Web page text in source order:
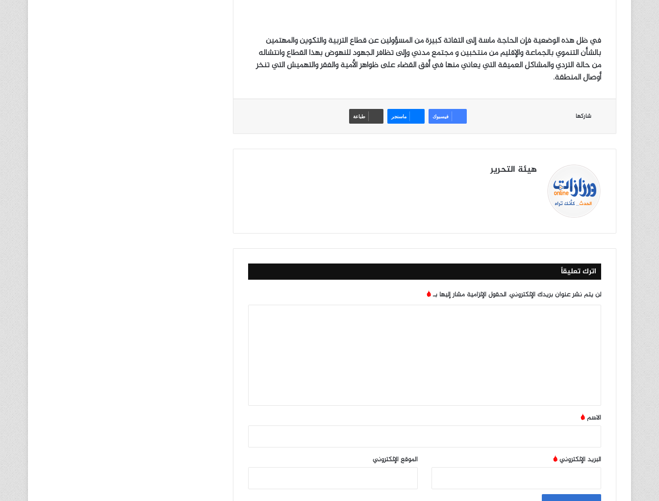
في ظل هذه الوضعية فإن الحاجة ماسة إلى التفاتة كبيرة من المسؤولين عن قطاع التربية والتكوين والمهتمين
بالشأن التنموي بالجماعة والإقليم من منتخبين و مجتمع مدني وإلى تظافر الجهود للنهوض بهذا القطاع وانتشاله
من حالة التردي والمشاكل العميقة التي يعاني منها في أفق القضاء على ظواهر الأمية والفقر والتهميش التي تنخر
أوصال المنطقة.
شاركها فيسبوك ماسنجر طباعة
هيئة التحرير
اترك تعليقاً
لن يتم نشر عنوان بريدك الإلكتروني.الحقول الإلزامية مشار إليها بـ*
*
الاسم*
البريد الإلكتروني* الموقع الإلكتروني